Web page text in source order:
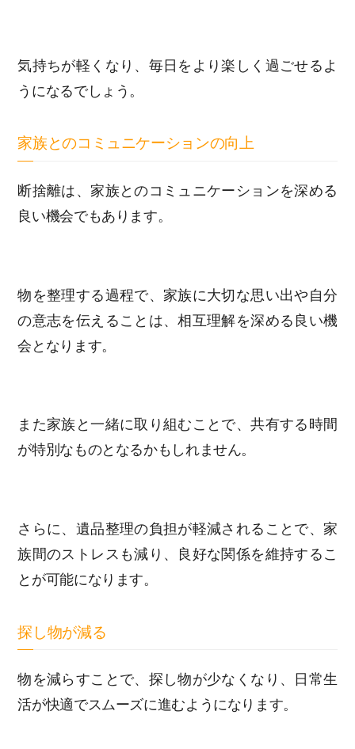
気持ちが軽くなり、毎日をより楽しく過ごせるよ
うになるでしょう。
家族とのコミュニケーションの向上
断捨離は、家族とのコミュニケーションを深める
良い機会でもあります。
物を整理する過程で、家族に大切な思い出や自分
の意志を伝えることは、相互理解を深める良い機
会となります。
また家族と一緒に取り組むことで、共有する時間
が特別なものとなるかもしれません。
さらに、遺品整理の負担が軽減されることで、家
族間のストレスも減り、良好な関係を維持するこ
とが可能になります。
探し物が減る
物を減らすことで、探し物が少なくなり、日常生
活が快適でスムーズに進むようになります。